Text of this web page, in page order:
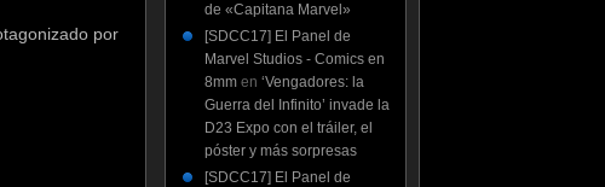
por
de «Capitana Marvel»
[SDCC17] El Panel de
Marvel Studios - Comics en
8mmen ‘Vengadores: la
Guerra del Infinito’ invade la
D23 Expo con el tráiler, el
póster y más sorpresas
[SDCC17] El Panel de